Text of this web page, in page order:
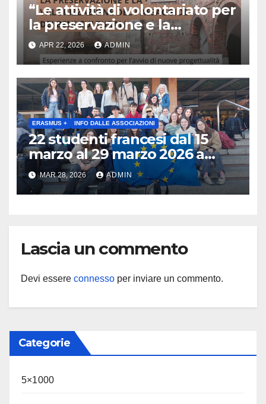
“Le attività di volontariato per
la preservazione e la
valorizzazione del paesaggio
e dei beni culturali
Esperienze a confronto per
l’avvio di nuove
progettualità – Sabato 2
maggio 2026 ore 10:30 Museo
archeologico di Gavardo (BS)
APR 22, 2026 ADMIN
ERASMUS + INFO DALLE ASSOCIAZIONI
22 studenti francesi dal 15
marzo al 29 marzo 2026 a
Brescia : Erasmus plus :
Arricchisce la vita, apre la
mente
MAR 28, 2026 ADMIN
Lascia un commento
Devi essere connesso per inviare un commento.
Categorie
5×1000